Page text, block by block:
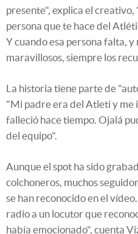
presente", explica el
persona que te hace del
Y cuando esa persona falta, y
maravillosos, siempre los
La historia tiene parte de
"Mi padre era del Atleti y me
falleció hace tiempo. Ojalá
del equipo".
Aunque el spot ha sido
colchoneros, muchos
se han reconocido en el
radio a un locutor que
había emocionado", cuenta